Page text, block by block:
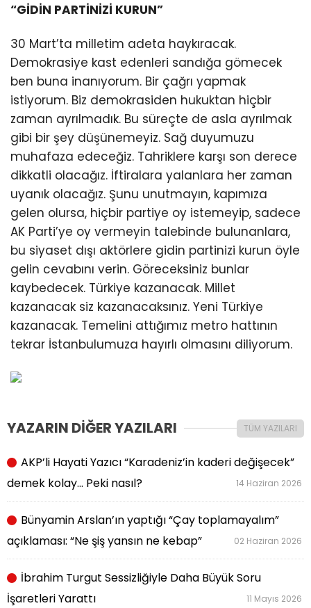
“GİDİN PARTİNİZİ KURUN”
30 Mart’ta milletim adeta haykıracak.
Demokrasiye kast edenleri sandığa gömecek
ben buna inanıyorum. Bir çağrı yapmak
istiyorum. Biz demokrasiden hukuktan hiçbir
zaman ayrılmadık. Bu süreçte de asla ayrılmak
gibi bir şey düşünemeyiz. Sağ duyumuzu
muhafaza edeceğiz. Tahriklere karşı son derece
dikkatli olacağız. İftiralara yalanlara her zaman
uyanık olacağız. Şunu unutmayın, kapımıza
gelen olursa, hiçbir partiye oy istemeyip, sadece
AK Parti’ye oy vermeyin talebinde bulunanlara,
bu siyaset dışı aktörlere gidin partinizi kurun öyle
gelin cevabını verin. Göreceksiniz bunlar
kaybedecek. Türkiye kazanacak. Millet
kazanacak siz kazanacaksınız. Yeni Türkiye
kazanacak. Temelini attığımız metro hattının
tekrar İstanbulumuza hayırlı olmasını diliyorum.
YAZARIN DİĞER YAZILARI TÜM YAZILARI
AKP’li Hayati Yazıcı “Karadeniz’in kaderi değişecek”
demek kolay… Peki nasıl?
14 Haziran 2026
Bünyamin Arslan’ın yaptığı “Çay toplamayalım”
açıklaması: “Ne şiş yansın ne kebap”
02 Haziran 2026
İbrahim Turgut Sessizliğiyle Daha Büyük Soru
İşaretleri Yarattı
11 Mayıs 2026